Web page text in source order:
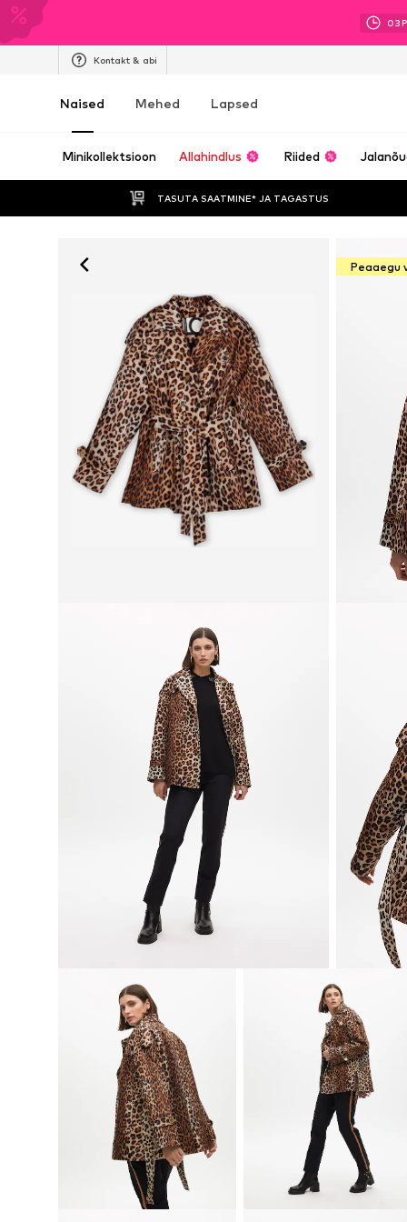
03P
Kontakt & abi
Naised Mehed Lapsed
Minikollektsioon Allahindlus Riided
TASUTA SAATMINE* JA TAGASTUS
Peaaegu